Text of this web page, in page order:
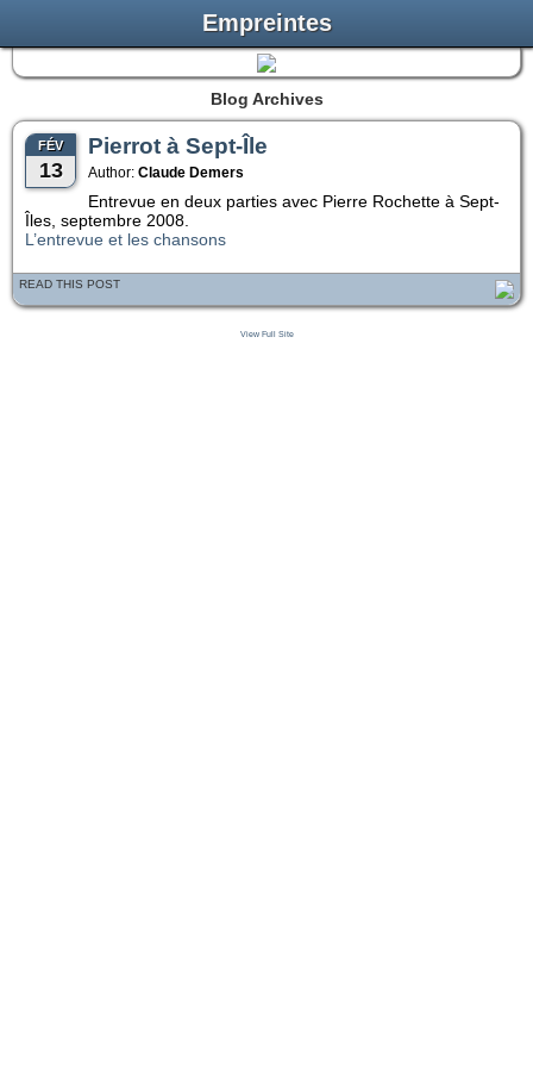
Empreintes
Blog Archives
FÉV
13
Pierrot à Sept-Île
Author: Claude Demers
Entrevue en deux parties avec Pierre Rochette à Sept-
Îles, septembre 2008.
L’entrevue et les chansons
READ THIS POST
View Full Site